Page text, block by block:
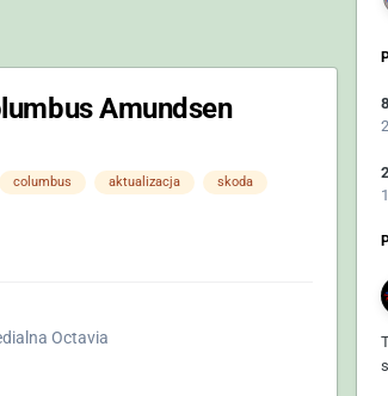
Amundsen
columbus aktualizacja
skoda
Octavia